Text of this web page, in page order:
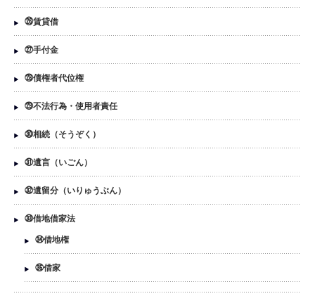
㉖賃貸借
㉗手付金
㉘債権者代位権
㉙不法行為・使用者責任
㉚相続（そうぞく）
㉛遺言（いごん）
㉜遺留分（いりゅうぶん）
㉝借地借家法
㉞借地権
㉟借家